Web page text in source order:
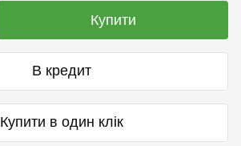
Купити
В кредит
Купити в один клік